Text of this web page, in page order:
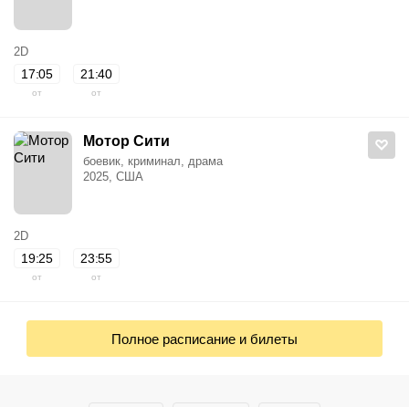
2D
17:05
от
21:40
от
Мотор Сити
боевик, криминал, драма
2025, США
2D
19:25
от
23:55
от
Полное расписание и билеты